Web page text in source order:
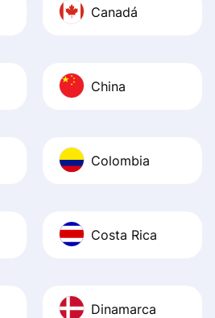
Canadá
China
Colombia
Costa Rica
Dinamarca